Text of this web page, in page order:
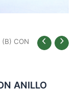
(B) CON
ANILLO